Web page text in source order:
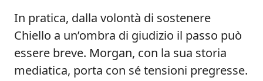
In pratica, dalla volontà di sostenere
Chiello a un’ombra di giudizio il passo può
essere breve. Morgan, con la sua storia
mediatica, porta con sé tensioni pregresse.